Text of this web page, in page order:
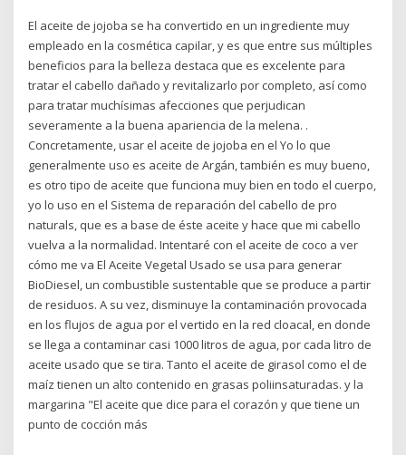
El aceite de jojoba se ha convertido en un ingrediente muy
empleado en la cosmética capilar, y es que entre sus múltiples
beneficios para la belleza destaca que es excelente para
tratar el cabello dañado y revitalizarlo por completo, así como
para tratar muchísimas afecciones que perjudican
severamente a la buena apariencia de la melena. .
Concretamente, usar el aceite de jojoba en el Yo lo que
generalmente uso es aceite de Argán, también es muy bueno,
es otro tipo de aceite que funciona muy bien en todo el cuerpo,
yo lo uso en el Sistema de reparación del cabello de pro
naturals, que es a base de éste aceite y hace que mi cabello
vuelva a la normalidad. Intentaré con el aceite de coco a ver
cómo me va El Aceite Vegetal Usado se usa para generar
BioDiesel, un combustible sustentable que se produce a partir
de residuos. A su vez, disminuye la contaminación provocada
en los flujos de agua por el vertido en la red cloacal, en donde
se llega a contaminar casi 1000 litros de agua, por cada litro de
aceite usado que se tira. Tanto el aceite de girasol como el de
maíz tienen un alto contenido en grasas poliinsaturadas. y la
margarina "El aceite que dice para el corazón y que tiene un
punto de cocción más